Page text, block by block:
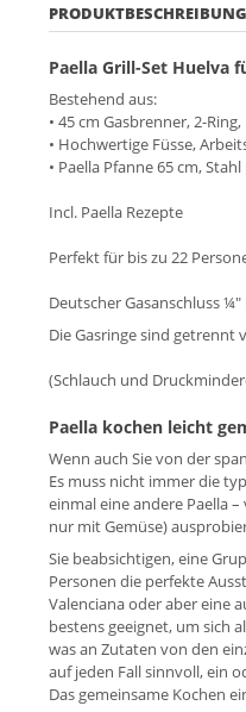
PRODUKTBESCHREIBUNG
Paella Grill-Set Huelva
Bestehend aus:
• 45 cm Gasbrenner, 2-Ring,
• Hochwertige Füsse,
• Paella Pfanne 65 cm,
Incl. Paella Rezepte
Perfekt für bis zu 22
Deutscher Gasanschluss
Die Gasringe sind getrennt
(Schlauch und
Paella kochen leicht
Wenn auch Sie von der
Es muss nicht immer die
einmal eine andere Paella
nur mit Gemüse)
Sie beabsichtigen, eine
Personen die perfekte
Valenciana oder aber eine
bestens geeignet, um sich
was an Zutaten von den
auf jeden Fall sinnvoll, ein
Das gemeinsame Kochen